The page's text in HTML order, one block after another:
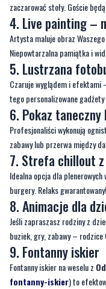
zaczarować stoły. Goście
4. Live painting –
Artysta maluje obraz
Niepowtarzalna pamiątka i
5. Lustrzana
Czaruje wyglądem i efektami
tego personalizowane
6. Pokaz
Profesjonaliści wykonują
zabawy lub przerwa między
7. Strefa chillout
Idealna opcja dla
burgery. Relaks gwarantowany!
8. Animacje dla
Jeśli zapraszasz rodziny z
buziek, gry, zabawy –
9. Fontanny iskier
Fontanny iskier na weselu z
fontanny-iskier) to